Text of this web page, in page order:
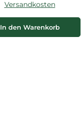
Versandkosten
In den Warenkorb